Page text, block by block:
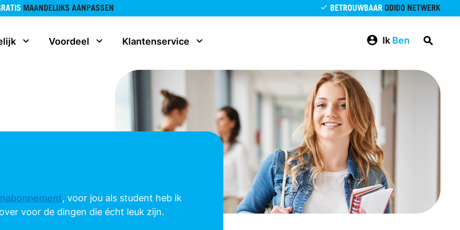
MAANDELIJKS AANPASSEN BETROUWBAAR ODIDO NETWERK
Voordeel Klantenservice Ik Ben
, voor jou als student heb ik
voor de dingen die écht leuk zijn.